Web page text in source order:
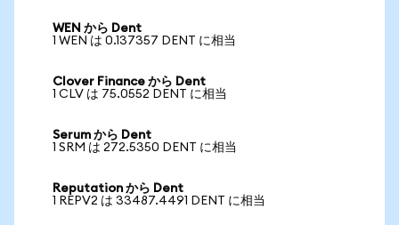
WEN から Dent
1 WEN は 0.137357 DENT に相当
Clover Finance から Dent
1 CLV は 75.0552 DENT に相当
Serum から Dent
1 SRM は 272.5350 DENT に相当
Reputation から Dent
1 REPV2 は 33487.4491 DENT に相当